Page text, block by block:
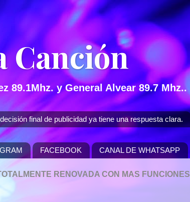
Canción
89.1Mhz. y General Alvear 89.7 Mhz..
final de publicidad ya tiene una respuesta clara.
FACEBOOK CANAL DE WHATSAPP
RENOVADA CON MAS FUNCIONES